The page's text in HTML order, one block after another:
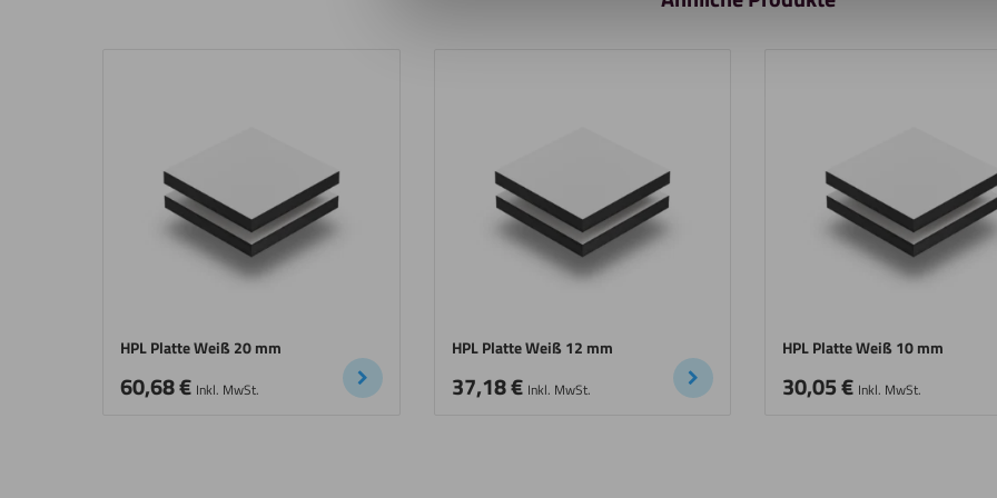
HPL Platte Weiß 20 mm
60,68€ Inkl. MwSt.
HPL Platte Weiß 12 mm
37,18€ Inkl. MwSt.
HPL Platte Weiß 10 mm
30,05€ Inkl. MwSt.